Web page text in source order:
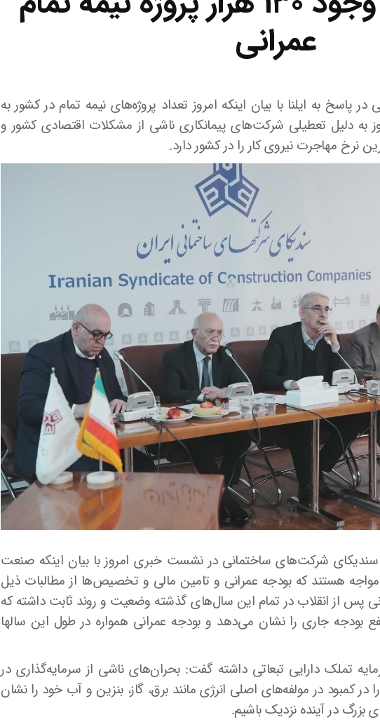
عمرانی
پاسخ به ایلنا با بیان اینکه امروز تعداد پروژه‌های نیمه تمام در کشور به
امروز به دلیل تعطیلی شرکت‌های پیمانکاری ناشی از مشکلات اقتصادی کشور و
نرخ مهاجرت نیروی کار را در کشور دارد.
شرکت‌های ساختمانی در نشست خبری امروز با بیان اینکه صنعت
مواجه هستند که بودجه عمرانی و تامین مالی و تخصیص‌ها از مطالبات ذیل
پس از انقلاب در تمام این سال‌های گذشته وضعیت و روند ثابت داشته که
بودجه جاری را نشان می‌دهد و بودجه عمرانی همواره در طول این سالها
تملک دارایی تبعاتی داشته گفت: بحران‌های ناشی از سرمایه‌گذاری در
کمبود در مولفه‌های اصلی انرژی مانند برق، گاز، بنزین و آب خود را نشان
بزرگ در آینده نزدیک باشیم.